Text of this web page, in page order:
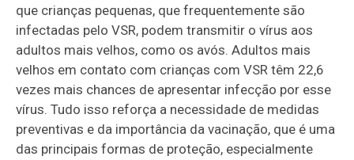
que crianças pequenas, que frequentemente são
infectadas pelo VSR, podem transmitir o vírus aos
adultos mais velhos, como os avós. Adultos mais
velhos em contato com crianças com VSR têm 22,6
vezes mais chances de apresentar infecção por esse
vírus. Tudo isso reforça a necessidade de medidas
preventivas e da importância da vacinação, que é uma
das principais formas de proteção, especialmente